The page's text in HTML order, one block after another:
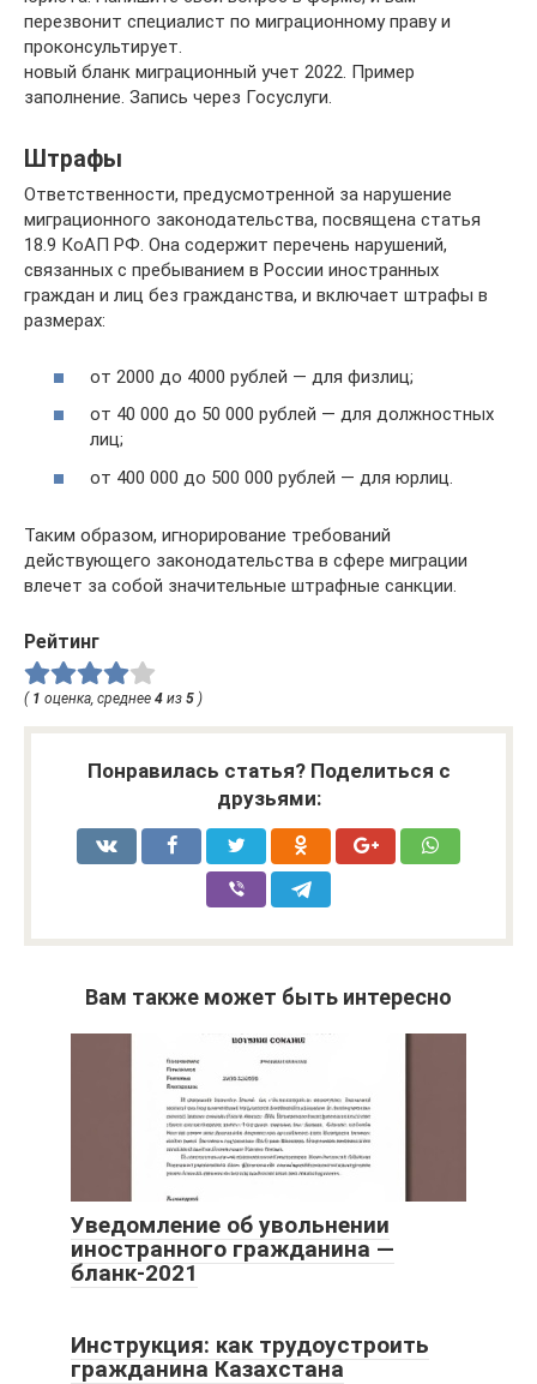
перезвонит специалист по миграционному праву и
проконсультирует.
новый бланк миграционный учет 2022. Пример
заполнение. Запись через Госуслуги.
Штрафы
Ответственности, предусмотренной за нарушение
миграционного законодательства, посвящена статья
18.9 КоАП РФ. Она содержит перечень нарушений,
связанных с пребыванием в России иностранных
граждан и лиц без гражданства, и включает штрафы в
размерах:
от 2000 до 4000 рублей — для физлиц;
от 40 000 до 50 000 рублей — для должностных
лиц;
от 400 000 до 500 000 рублей — для юрлиц.
Таким образом, игнорирование требований
действующего законодательства в сфере миграции
влечет за собой значительные штрафные санкции.
Рейтинг
( 1 оценка, среднее 4 из 5 )
Понравилась статья? Поделиться с
друзьями:
Вам также может быть интересно
Уведомление об увольнении
иностранного гражданина —
бланк-2021
Инструкция: как трудоустроить
гражданина Казахстана